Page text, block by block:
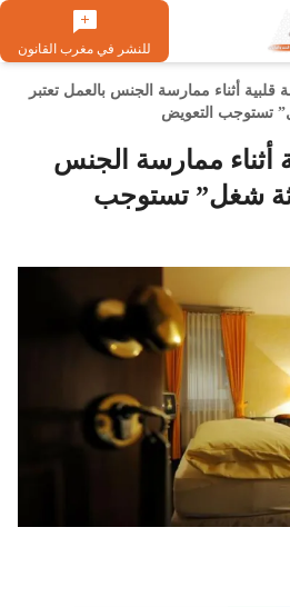
للنشر في مغرب القانون
أثناء ممارسة الجنس بالعمل تعتبر
تستوجب التعويض
أثناء ممارسة الجنس
شغل” تستوجب